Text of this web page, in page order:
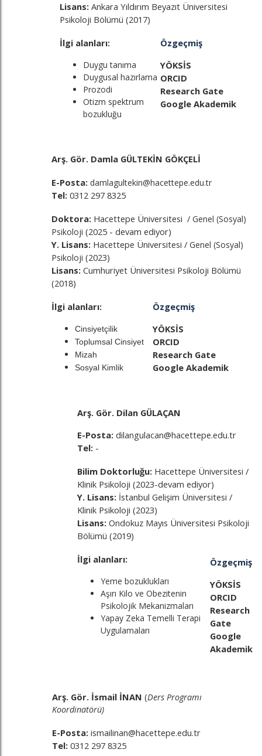
Lisans: Ankara Yıldırım Beyazıt Üniversitesi
Psikoloji Bölümü (2017)
İlgi alanları:
Duygu tanıma
Duygusal hazırlama
Prozodi
Otizm spektrum
bozukluğu
Özgeçmiş
YÖKSİS
ORCID
Research Gate
Google Akademik
Arş. Gör. Damla GÜLTEKİN GÖKÇELİ
E-Posta: damlagultekin@hacettepe.edu.tr
Tel: 0312 297 8325
Doktora: Hacettepe Üniversitesi / Genel (Sosyal)
Psikoloji (2025 - devam ediyor)
Y. Lisans: Hacettepe Üniversitesi / Genel (Sosyal)
Psikoloji (2023)
Lisans: Cumhuriyet Üniversitesi Psikoloji Bölümü
(2018)
İlgi alanları:
Cinsiyetçilik
Toplumsal Cinsiyet
Mizah
Sosyal Kimlik
Özgeçmiş
YÖKSİS
ORCID
Research Gate
Google Akademik
Arş. Gör. Dilan GÜLAÇAN
E-Posta: dilangulacan@hacettepe.edu.tr
Tel: -
Bilim Doktorluğu: Hacettepe Üniversitesi /
Klinik Psikoloji (2023-devam ediyor)
Y. Lisans: İstanbul Gelişim Üniversitesi /
Klinik Psikoloji (2023)
Lisans: Ondokuz Mayıs Üniversitesi Psikoloji
Bölümü (2019)
İlgi alanları:
Yeme bozuklukları
Aşırı Kilo ve Obezitenin
Psikolojik Mekanizmaları
Yapay Zeka Temelli Terapi
Uygulamaları
Özgeçmiş
YÖKSİS
ORCID
Research
Gate
Google
Akademik
Arş. Gör. İsmail İNAN (Ders Programı
Koordinatörü)
E-Posta: ismailinan@hacettepe.edu.tr
Tel: 0312 297 8325